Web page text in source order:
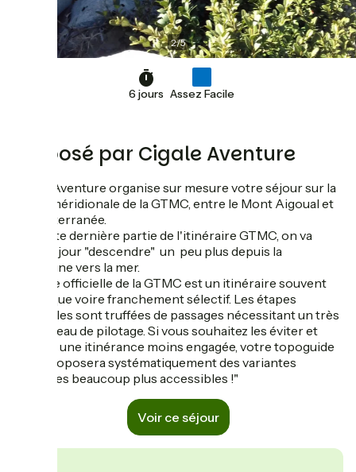
2/5
6 jours Assez Facile
Proposé par Cigale Aventure
Cigale Aventure organise sur mesure votre séjour sur la
partie méridionale de la GTMC, entre le Mont Aigoual et
la Méditerranée.
Sur cette dernière partie de l'itinéraire GTMC, on va
chaque jour "descendre" un peu plus depuis la
montagne vers la mer.
La trace officielle de la GTMC est un itinéraire souvent
technique voire franchement sélectif. Les étapes
cévenoles sont truffées de passages nécessitant un très
bon niveau de pilotage. Si vous souhaitez les éviter et
réaliser une itinérance moins engagée, votre topoguide
vous proposera systématiquement des variantes
roulantes beaucoup plus accessibles !"
Voir ce séjour